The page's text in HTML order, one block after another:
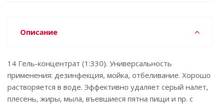
Описание
14 Гель-концентрат (1:330). Универсальность
применения: дезинфекция, мойка, отбеливание. Хорошо
растворяется в воде. Эффективно удаляет серый налет,
плесень, жиры, мыла, въевшиеся пятна пищи и пр. с